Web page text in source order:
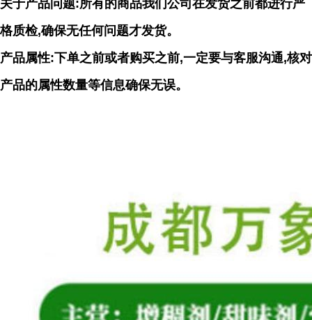
关于产品问题:所有的商品我们公司在发货之前都进行严
格质检,确保无任何问题才发货。
产品属性:下单之前或者购买之前,一定要与客服沟通,核对
产品的属性数量等信息确保无误。